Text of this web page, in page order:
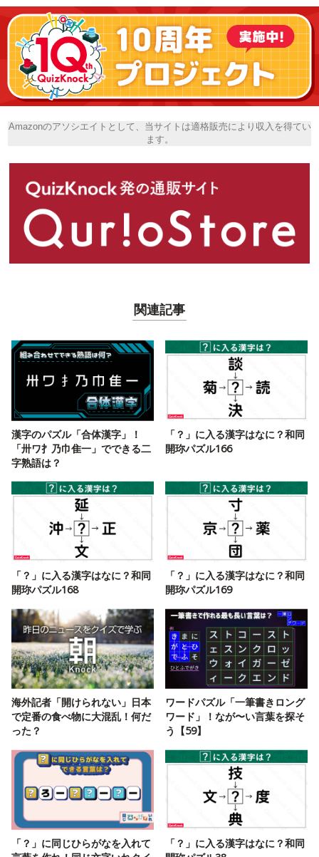
Amazonのアソシエイトとして、当サイトは適格販売により収入を得てい
ます。
関連記事
漢字のパズル「合体漢字」！
「卅ワ扌乃巾隹一」でできる二
字熟語は？
「？」に入る漢字はなに？和同
開珎パズル166
「？」に入る漢字はなに？和同
開珎パズル168
「？」に入る漢字はなに？和同
開珎パズル169
海外記者「開けられない」日本
で定番の食べ物に大混乱！何だ
った？
ワードパズル「一筆書きロング
ワード」！なが〜い言葉を探そ
う【59】
「？」に同じひらがなを入れて
「？」に入る漢字はなに？和同